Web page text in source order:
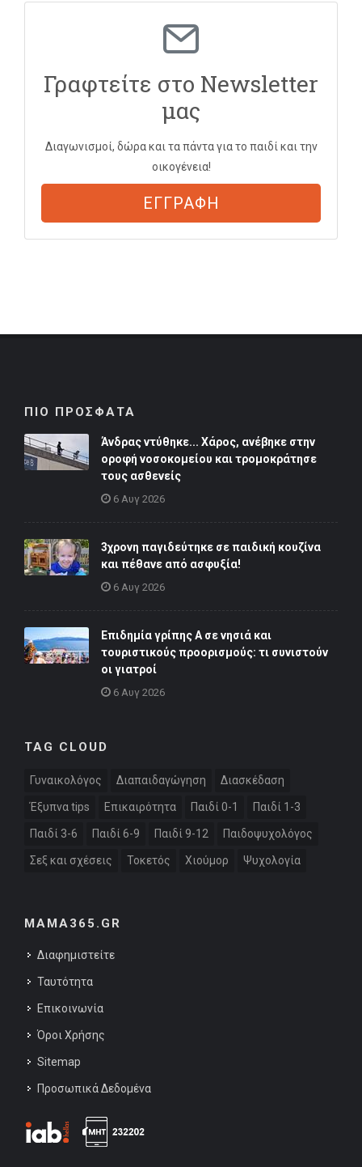
Γραφτείτε στο Newsletter
μας
Διαγωνισμοί, δώρα και τα πάντα για το παιδί και την
οικογένεια!
ΕΓΓΡΑΦΗ
ΠΙΟ ΠΡΟΣΦΑΤΑ
Άνδρας ντύθηκε... Χάρος, ανέβηκε στην
οροφή νοσοκομείου και τρομοκράτησε
τους ασθενείς
6 Αυγ 2026
3χρονη παγιδεύτηκε σε παιδική κουζίνα
και πέθανε από ασφυξία!
6 Αυγ 2026
Επιδημία γρίπης Α σε νησιά και
τουριστικούς προορισμούς: τι συνιστούν
οι γιατροί
6 Αυγ 2026
TAG CLOUD
Γυναικολόγος Διαπαιδαγώγηση Διασκέδαση
Έξυπνα tips Επικαιρότητα Παιδί 0-1 Παιδί 1-3
Παιδί 3-6 Παιδί 6-9 Παιδί 9-12 Παιδοψυχολόγος
Σεξ και σχέσεις Τοκετός Χιούμορ Ψυχολογία
MAMA365.GR
Διαφημιστείτε
Ταυτότητα
Επικοινωνία
Όροι Χρήσης
Sitemap
Προσωπικά Δεδομένα